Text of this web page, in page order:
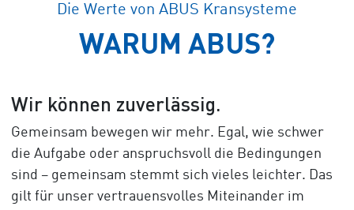
Die Werte von ABUS Kransysteme
WARUM ABUS?
Wir können zuverlässig.
Gemeinsam bewegen wir mehr. Egal, wie schwer
die Aufgabe oder anspruchsvoll die Bedingungen
sind – gemeinsam stemmt sich vieles leichter. Das
gilt für unser vertrauensvolles Miteinander im